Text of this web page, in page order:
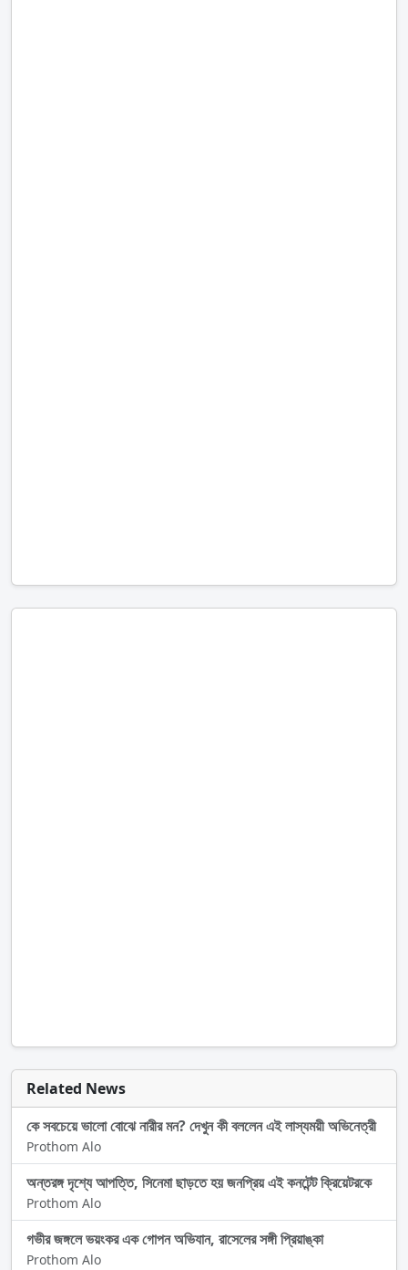
Related News
কে সবচেয়ে ভালো বোঝে নারীর মন? দেখুন কী বললেন এই লাস্যময়ী অভিনেত্রী
Prothom Alo
অন্তরঙ্গ দৃশ্যে আপত্তি, সিনেমা ছাড়তে হয় জনপ্রিয় এই কনটেন্ট ক্রিয়েটরকে
Prothom Alo
গভীর জঙ্গলে ভয়ংকর এক গোপন অভিযান, রাসেলের সঙ্গী প্রিয়াঙ্কা
Prothom Alo